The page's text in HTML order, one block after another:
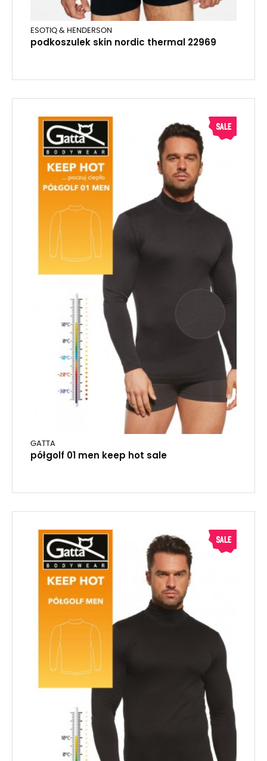
ESOTIQ & HENDERSON
podkoszulek skin nordic thermal 22969
GATTA
półgolf 01 men keep hot sale